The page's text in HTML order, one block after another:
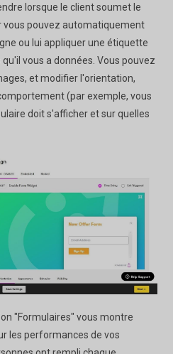
lorsque le client soumet le
vous pouvez automatiquement
ou lui appliquer une étiquette
vous a données. Vous pouvez
et modifier l'orientation,
(par exemple, vous
doit s'afficher et sur quelles
"Formulaires" vous montre
les performances de vos